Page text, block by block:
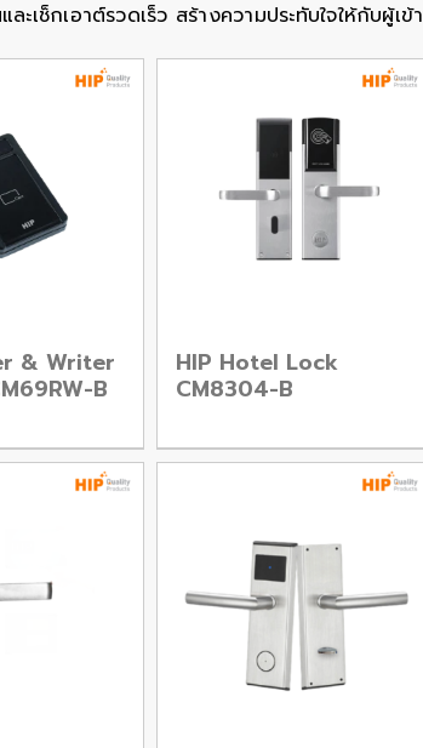
เช็กเอาต์รวดเร็ว สร้างความประทับใจให้กับผู้เข้
& Writer
B
HIP Hotel Lock
CM8304-B